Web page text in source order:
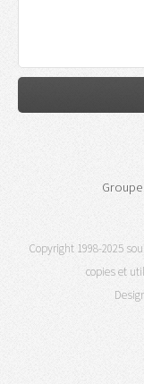
Copyright 1998-2025
copies et